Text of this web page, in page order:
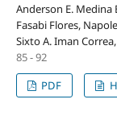
Anderson E. Medina
Fasabi Flores,
Sixto A. Iman
85 - 92
PDF